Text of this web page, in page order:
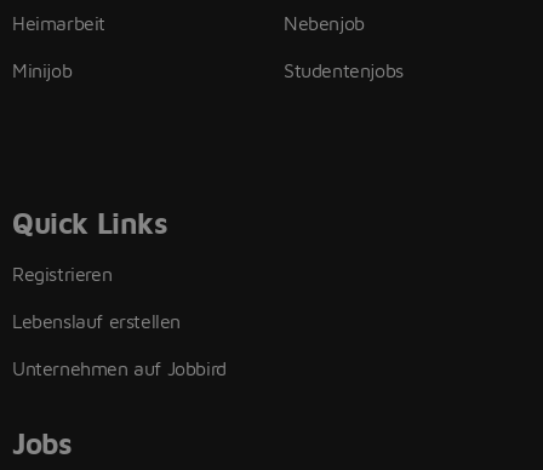
Heimarbeit
Minijob
Nebenjob
Studentenjobs
Quick Links
Registrieren
Lebenslauf erstellen
Unternehmen auf Jobbird
Jobs